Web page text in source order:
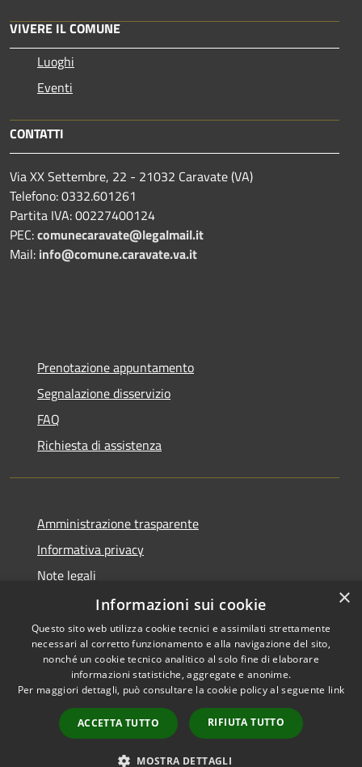
VIVERE IL COMUNE
Luoghi
Eventi
CONTATTI
Via XX Settembre, 22 - 21032 Caravate (VA)
Telefono: 0332.601261
Partita IVA: 00227400124
PEC:comunecaravate@legalmail.it
Mail: info@comune.caravate.va.it
Prenotazione appuntamento
Segnalazione disservizio
FAQ
Richiesta di assistenza
Amministrazione trasparente
Informativa privacy
Note legali
Dichiarazione di accessibilità
RSS
Accessibilità
Copyright © 2026 • Comune di
Municipium•
Accesso
redazione
×
Informazioni sui cookie
Questo sito web utilizza cookie tecnici e assimilati strettamente
necessari al corretto funzionamento e alla navigazione del sito,
nonché un cookie tecnico analitico al solo fine di elaborare
informazioni statistiche, aggregate e anonime.
Per maggiori dettagli, può consultare la cookie policy al seguente link
ACCETTA TUTTO RIFIUTA TUTTO
MOSTRA DETTAGLI